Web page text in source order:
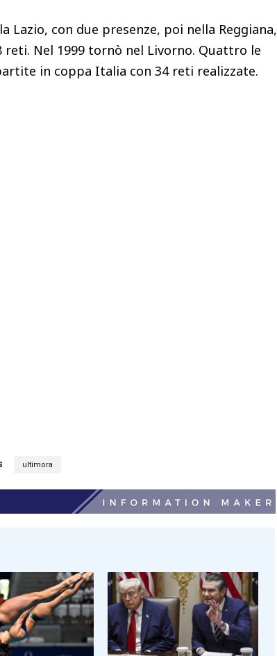
Lazio, con due presenze, poi nella Reggiana,
Nel 1999 tornò nel Livorno. Quattro le
in coppa Italia con 34 reti realizzate.
ultimora